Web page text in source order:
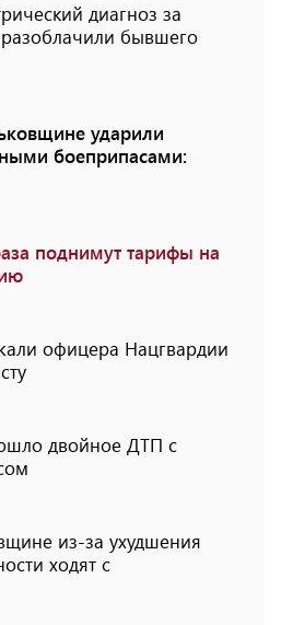
диагноз за
бывшего
ударили
боеприпасами:
поднимут тарифы на
офицера Нацгвардии
двойное ДТП с
из-за ухудшения
ходят с